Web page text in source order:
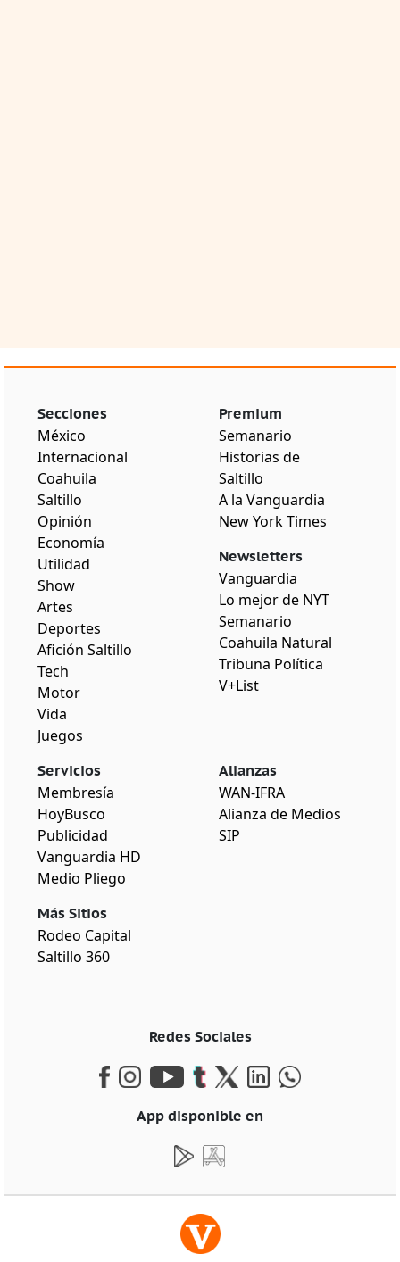
Secciones
México
Internacional
Coahuila
Saltillo
Opinión
Economía
Utilidad
Show
Artes
Deportes
Afición Saltillo
Tech
Motor
Vida
Juegos
Premium
Semanario
Historias de
Saltillo
A la Vanguardia
New York Times
Newsletters
Vanguardia
Lo mejor de NYT
Semanario
Coahuila Natural
Tribuna Política
V+List
Servicios
Membresía
HoyBusco
Publicidad
Vanguardia HD
Medio Pliego
Más Sitios
Rodeo Capital
Saltillo 360
Alianzas
WAN-IFRA
Alianza de Medios
SIP
Redes Sociales
App disponible en